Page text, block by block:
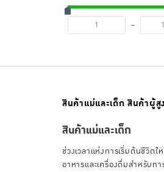
-
สินค้าแม่และเด็ก สินค้าผู้สู
สินค้าแม่และเด็ก
ช่วงเวลาแห่งการเริ่มต้นชีวิ
อาหารและเครื่องดื่มสำหรับ